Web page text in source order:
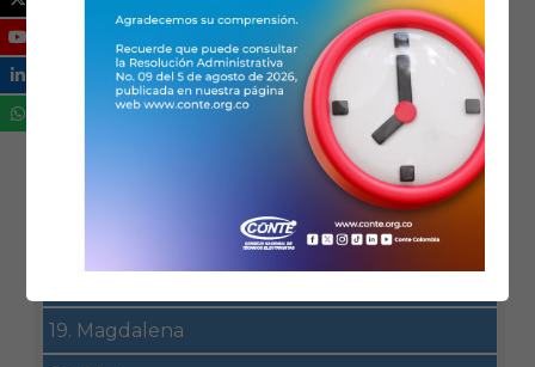
13. Córdoba
14. Cundinamarca
19. Magdalena